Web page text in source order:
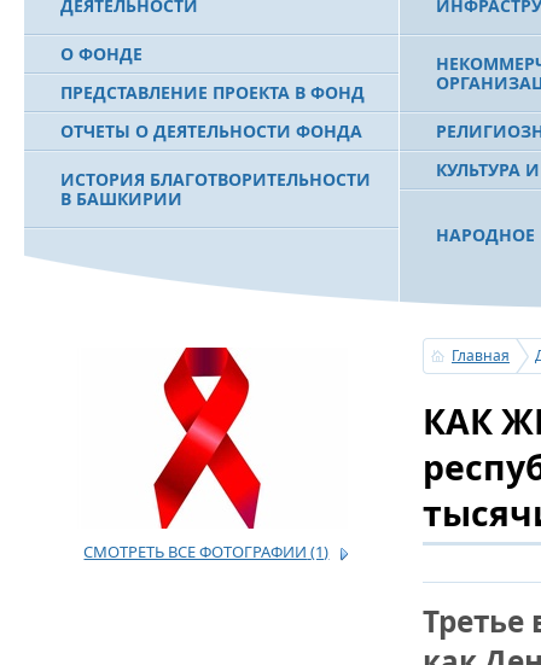
ДЕЯТЕЛЬНОСТИ
О ФОНДЕ
ПРЕДСТАВЛЕНИЕ ПРОЕКТА В ФОНД
ОТЧЕТЫ О ДЕЯТЕЛЬНОСТИ ФОНДА
ИСТОРИЯ БЛАГОТВОРИТЕЛЬНОСТИ
В БАШКИРИИ
МУРТАЗЕ РАХИМОВЕ
КУЛЬТУРА
НАРОДНОЕ
СОВЕТА
«УРАЛ»
ОГОНЬ -
ПОЖАРОВ
СМОТРЕТЬ ВСЕ ФОТОГРАФИИ (1)
Главная
КАК
Третье